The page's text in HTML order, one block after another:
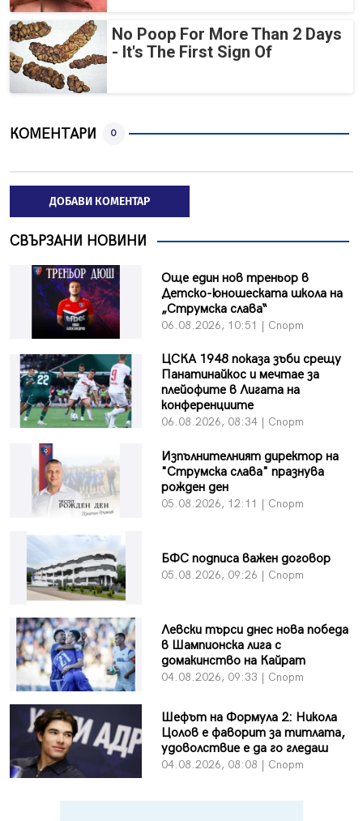
No Poop For More Than 2 Days
- It's The First Sign Of
КОМЕНТАРИ 0
ДОБАВИ КОМЕНТАР
СВЪРЗАНИ НОВИНИ
Още един нов треньор в
Детско-юношеската школа на
„Струмска слава“
06.08.2026, 10:51 | Спорт
ЦСКА 1948 показа зъби срещу
Панатинайкос и мечтае за
плейофите в Лигата на
конференциите
06.08.2026, 08:34 | Спорт
Изпълнителният директор на
"Струмска слава" празнува
рожден ден
05.08.2026, 12:11 | Спорт
БФC подписа важен договор
05.08.2026, 09:26 | Спорт
Левски търси днес нова победа
в Шампионска лига с
домакинство на Кайрат
04.08.2026, 09:33 | Спорт
Шефът на Формула 2: Никола
Цолов е фаворит за титлата,
удоволствие е да го гледаш
04.08.2026, 08:08 | Спорт